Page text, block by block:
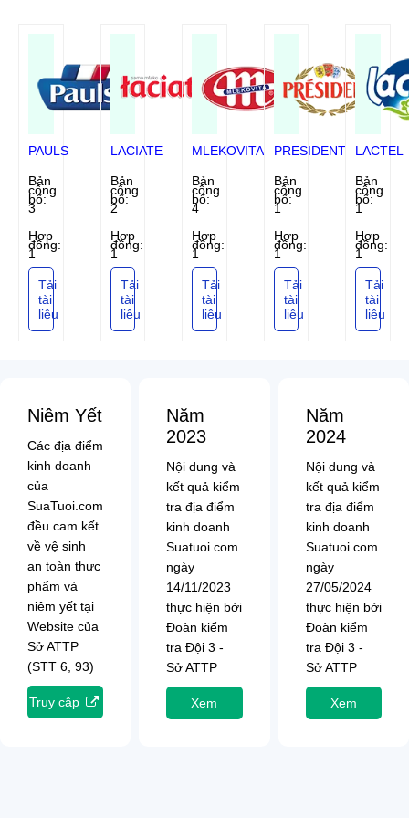
PAULS
Bản
công
bố:
3
Hợp
đồng:
1
Tải
tài
liệu
LACIATE
Bản
công
bố:
2
Hợp
đồng:
1
Tải
tài
liệu
MLEKOVITA
Bản
công
bố:
4
Hợp
đồng:
1
Tải
tài
liệu
PRESIDENT
Bản
công
bố:
1
Hợp
đồng:
1
Tải
tài
liệu
LACTEL
Bản
công
bố:
1
Hợp
đồng:
1
Tải
tài
liệu
Niêm Yết
Các địa điểm
kinh doanh
của
SuaTuoi.com
đều cam kết
về vệ sinh
an toàn thực
phẩm và
niêm yết tại
Website của
Sở ATTP
(STT 6, 93)
Truy cập
Năm
2023
Nội dung và
kết quả kiểm
tra địa điểm
kinh doanh
Suatuoi.com
ngày
14/11/2023
thực hiện bởi
Đoàn kiểm
tra Đội 3 -
Sở ATTP
Xem
Năm
2024
Nội dung và
kết quả kiểm
tra địa điểm
kinh doanh
Suatuoi.com
ngày
27/05/2024
thực hiện bởi
Đoàn kiểm
tra Đội 3 -
Sở ATTP
Xem